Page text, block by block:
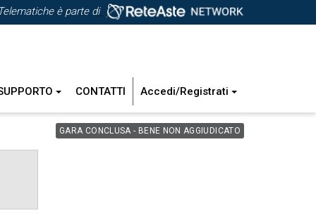
è parte di
CONTATTI Accedi/Registrati
GARA CONCLUSA - BENE NON AGGIUDICATO